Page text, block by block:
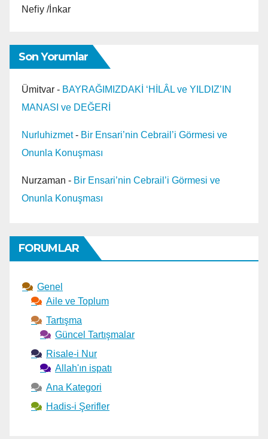
Nefiy /İnkar
Son Yorumlar
Ümitvar - BAYRAĞIMIZDAKİ ‘HİLÂL ve YILDIZ’IN
MANASI ve DEĞERİ
Nurluhizmet- Bir Ensari’nin Cebrail’i Görmesi ve
Onunla Konuşması
Nurzaman - Bir Ensari’nin Cebrail’i Görmesi ve
Onunla Konuşması
FORUMLAR
Genel
Aile ve Toplum
Tartışma
Güncel Tartışmalar
Risale-i Nur
Allah'ın ispatı
Ana Kategori
Hadis-i Şerifler